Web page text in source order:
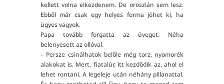
kellett volna elkezdenem. De oroszlán sem lesz.
Ebből már csak egy helyes forma jöhet ki, ha
ügyes vagyok.
Papa tovább forgatta az üveget. Néha
belenyesett az ollóval.
– Persze csinálhatok belőle még torz, nyomorék
alakokat is. Mert, fiatalúr, itt kezdődik az, ahol el
lehet rontani. A legeleje után néhány pillanattal.